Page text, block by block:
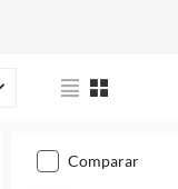
comparar